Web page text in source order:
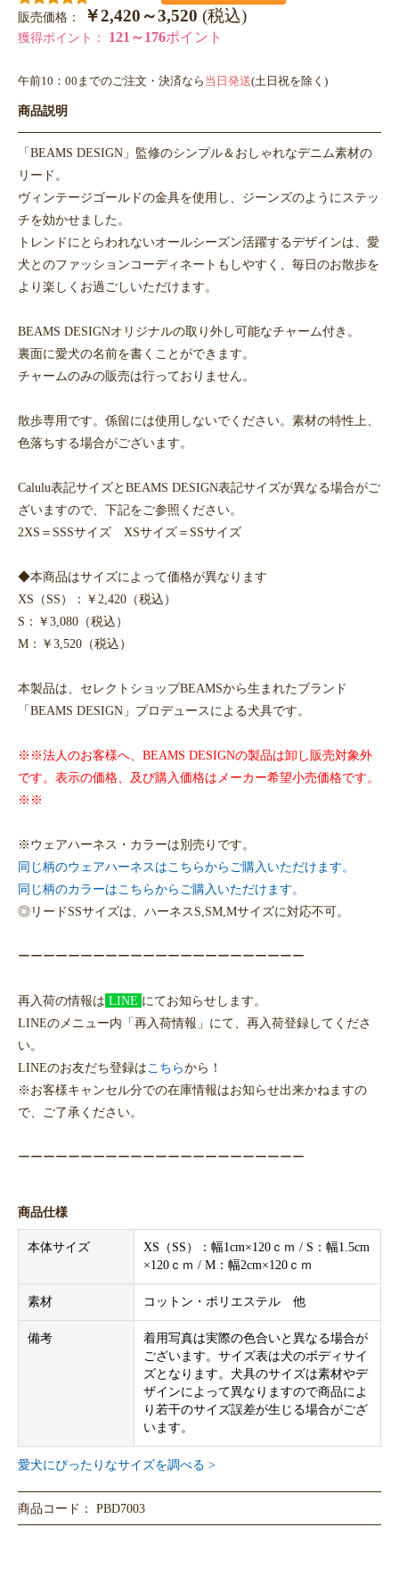
販売価格： ￥2,420～3,520 (税込)
獲得ポイント： 121～176ポイント
午前10：00までのご注文・決済なら 当日発送(土日祝を除く)
商品説明
「BEAMS DESIGN」監修のシンプル＆おしゃれなデニム素材の
リード。
ヴィンテージゴールドの金具を使用し、ジーンズのようにステッ
チを効かせました。
トレンドにとらわれないオールシーズン活躍するデザインは、愛
犬とのファッションコーディネートもしやすく、毎日のお散歩を
より楽しくお過ごしいただけます。
BEAMS DESIGNオリジナルの取り外し可能なチャーム付き。
裏面に愛犬の名前を書くことができます。
チャームのみの販売は行っておりません。
散歩専用です。係留には使用しないでください。素材の特性上、
色落ちする場合がございます。
Calulu表記サイズとBEAMS DESIGN表記サイズが異なる場合がご
ざいますので、下記をご参照ください。
2XS＝SSSサイズ XSサイズ＝SSサイズ
◆本商品はサイズによって価格が異なります
XS（SS）：￥2,420（税込）
S：￥3,080（税込）
M：￥3,520（税込）
本製品は、セレクトショップBEAMSから生まれたブランド
「BEAMS DESIGN」プロデュースによる犬具です。
※※法人のお客様へ、BEAMS DESIGNの製品は卸し販売対象外
です。表示の価格、及び購入価格はメーカー希望小売価格です。
※※
※ウェアハーネス・カラーは別売りです。
同じ柄のウェアハーネスはこちらからご購入いただけます。
同じ柄のカラーはこちらからご購入いただけます。
◎リードSSサイズは、ハーネスS,SM,Mサイズに対応不可。
ーーーーーーーーーーーーーーーーーーーーーーー
再入荷の情報は LINE にてお知らせします。
LINEのメニュー内「再入荷情報」にて、再入荷登録してくださ
い。
LINEのお友だち登録はこちらから！
※お客様キャンセル分での在庫情報はお知らせ出来かねますの
で、ご了承ください。
ーーーーーーーーーーーーーーーーーーーーーーー
商品仕様
本体サイズ
XS（SS）：幅1cm×120ｃｍ / S：幅1.5cm
×120ｃｍ / M：幅2cm×120ｃｍ
素材 コットン・ポリエステル 他
備考
着用写真は実際の色合いと異なる場合が
ございます。サイズ表は犬のボディサイ
ズとなります。犬具のサイズは素材やデ
ザインによって異なりますので商品によ
り若干のサイズ誤差が生じる場合がござ
います。
愛犬にぴったりなサイズを調べる >
商品コード： PBD7003